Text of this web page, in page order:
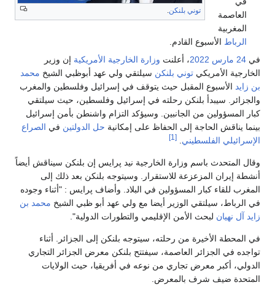
توني بلنكن.
العاصمة
المغربية
الرباط الأسبوع القادم.
في 24 مارس 2022، أعلنت وزارة الخارجية الأمريكية إن وزير
الخارجية الأمريكي توني بلنكن سيلتقي ولي عهد أبوظبي الشيخ محمد
بن زايد الأسبوع المقبل حيث يتوقف في إسرائيل وفلسطين والمغرب
والجزائر. سيبدأ بلنكن رحلته في إسرائيل وفلسطين، حيث سيلتقي
كبار المسؤولين من الجانبين. وسيؤكد التزام واشنطن بأمن إسرائيل
بينما يناقش الحاجة إلى الحفاظ على إمكانية حل الدولتين في الصراع
الإسرائيلي الفلسطيني
[1]
وقال المتحدث باسم وزارة الخارجية نيد پرايس إن بلنكن سيناقش أيضاً
أنشطة إيران المزعزعة للاستقرار. وسيتوجه بلنكن بعد ذلك إلى
المغرب للقاء كبار المسؤولين في البلاد. وأضاف پرايس : "أثناء وجوده
في الرباط، سيلتقي الوزير أيضا مع ولي عهد أبو ظبي الشيخ محمد بن
زايد آل نهيان لبحث الأمن الإقليمي والتطورات الدولية".
في المحطة الأخيرة من رحلته، سيتوجه بلنكن إلى الجزائر. أثناء
تواجده في الجزائر العاصمة، سيفتتح بلنكن معرض الجزائر التجاري
الدولي، أكبر معرض تجاري من نوعه في أفريقيا، حيث الولايات
المتحدة ضيف شرف بالمعرض.